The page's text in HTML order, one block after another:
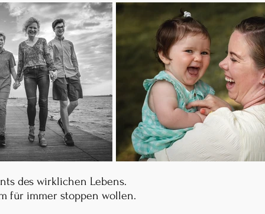
des wirklichen Lebens.
für immer stoppen wollen.